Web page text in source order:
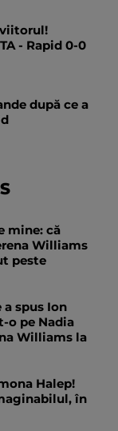
viitorul!
- Rapid 0-0
după ce a
mine: că
Williams
peste
spus Ion
o pe Nadia
Williams la
Halep!
în